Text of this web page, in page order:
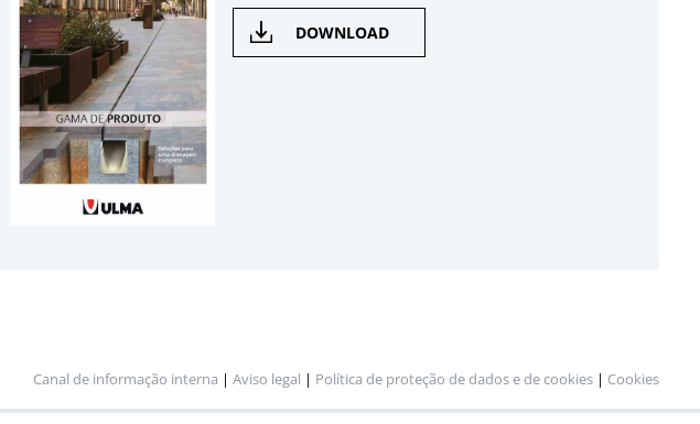
DOWNLOAD
Canal de informação interna | Aviso legal | Política de proteção de dados e de cookies | Cookies